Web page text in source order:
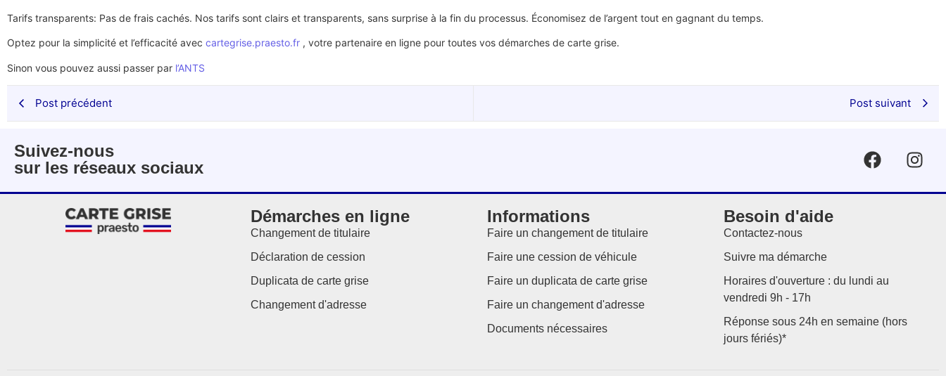
Tarifs transparents: Pas de frais cachés. Nos tarifs sont clairs et transparents, sans surprise à la fin du processus. Économisez de l’argent tout en gagnant du temps.
Optez pour la simplicité et l’efficacité avec cartegrise.praesto.fr , votre partenaire en ligne pour toutes vos démarches de carte grise.
Sinon vous pouvez aussi passer par l’ANTS
Post précédent Post suivant
Suivez-nous
sur les réseaux sociaux
Démarches en ligne
Changement de titulaire
Déclaration de cession
Duplicata de carte grise
Changement d'adresse
Informations
Faire un changement de titulaire
Faire une cession de véhicule
Faire un duplicata de carte grise
Faire un changement d'adresse
Documents nécessaires
Besoin d'aide
Contactez-nous
Suivre ma démarche
Horaires d'ouverture : du lundi au
vendredi 9h - 17h
Réponse sous 24h en semaine (hors
jours fériés)*